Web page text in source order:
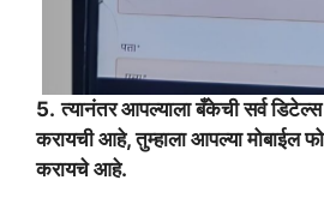
5. त्यानंतर आपल्याला बँकेची सर्व
करायची आहे, तुम्हाला आपल्या
करायचे आहे.